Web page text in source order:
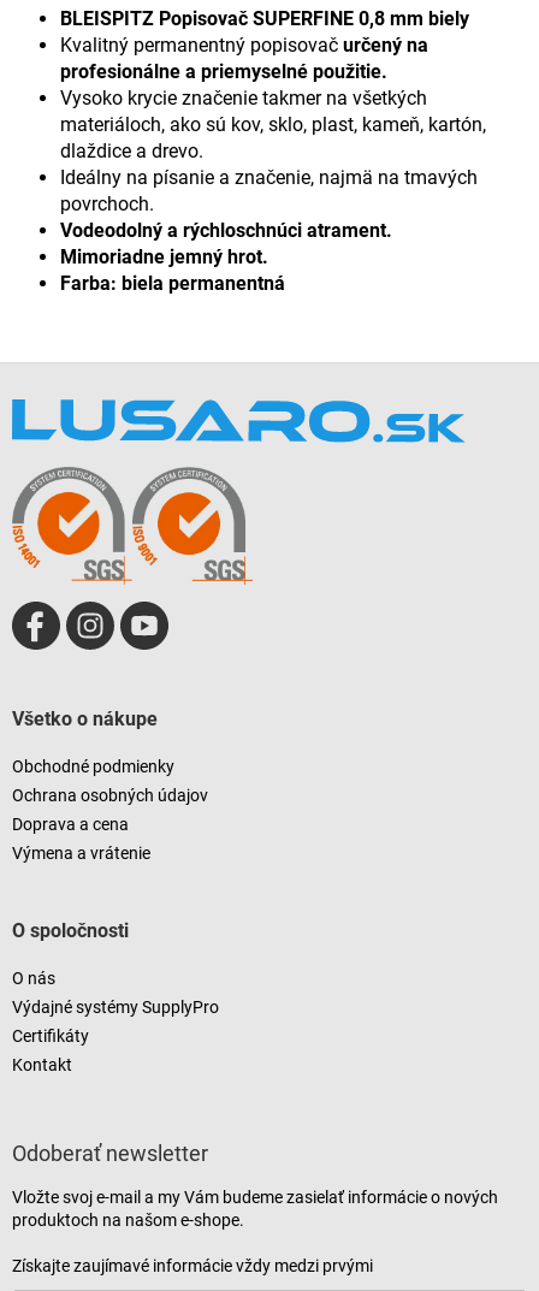
BLEISPITZ Popisovač SUPERFINE 0,8 mm biely
Kvalitný permanentný popisovač určený na
profesionálne a priemyselné použitie.
Vysoko krycie značenie takmer na všetkých
materiáloch, ako sú kov, sklo, plast, kameň, kartón,
dlaždice a drevo.
Ideálny na písanie a značenie, najmä na tmavých
povrchoch.
Vodeodolný a rýchloschnúci atrament.
Mimoriadne jemný hrot.
Farba: biela permanentná
Všetko o nákupe
Obchodné podmienky
Ochrana osobných údajov
Doprava a cena
Výmena a vrátenie
O spoločnosti
O nás
Výdajné systémy SupplyPro
Certifikáty
Kontakt
Odoberať newsletter
Vložte svoj e-mail a my Vám budeme zasielať informácie o nových
produktoch na našom e-shope.